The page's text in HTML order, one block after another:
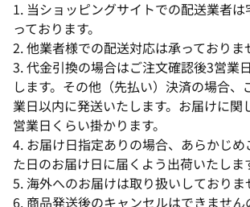
1. 当ショッピングサイトでの配送業者
っております。
2. 他業者様での配送対応は承っておりま
3. 代金引換の場合はご注文確認後3営業
します。その他（先払い）決済の場合、
業日以内に発送いたします。お届けに関
営業日くらい掛かります。
4. お届け日指定ありの場合、あらかじ
た日のお届け日に届くよう出荷いたしま
5. 海外へのお届けは取り扱いしておりま
6. 商品発送後のキャンセルはできませ